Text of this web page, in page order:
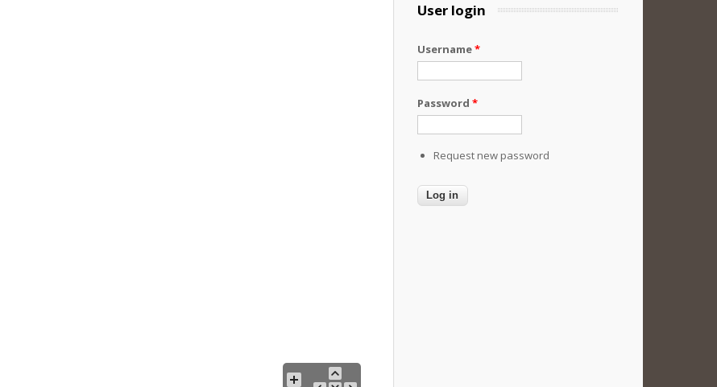
User login
Username*
Password *
Request new password